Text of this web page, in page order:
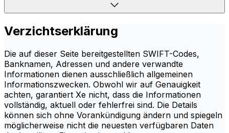
Verzichtserklärung
Die auf dieser Seite bereitgestellten SWIFT-Codes,
Banknamen, Adressen und andere verwandte
Informationen dienen ausschließlich allgemeinen
Informationszwecken. Obwohl wir auf Genauigkeit
achten, garantiert Xe nicht, dass die Informationen
vollständig, aktuell oder fehlerfrei sind. Die Details
können sich ohne Vorankündigung ändern und spiegeln
möglicherweise nicht die neuesten verfügbaren Daten